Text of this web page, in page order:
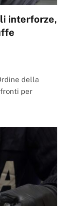
interforze,
della
per